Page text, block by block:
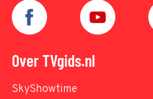
Over TVgids.nl
SkyShowtime